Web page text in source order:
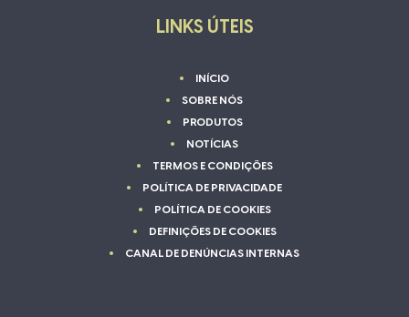
LINKS ÚTEIS
INÍCIO
SOBRE NÓS
PRODUTOS
NOTÍCIAS
TERMOS E CONDIÇÕES
POLÍTICA DE PRIVACIDADE
POLÍTICA DE COOKIES
DEFINIÇÕES DE COOKIES
CANAL DE DENÚNCIAS INTERNAS